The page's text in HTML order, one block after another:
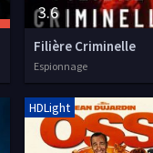
3.6
Filière Criminelle
Espionnage
HDLight